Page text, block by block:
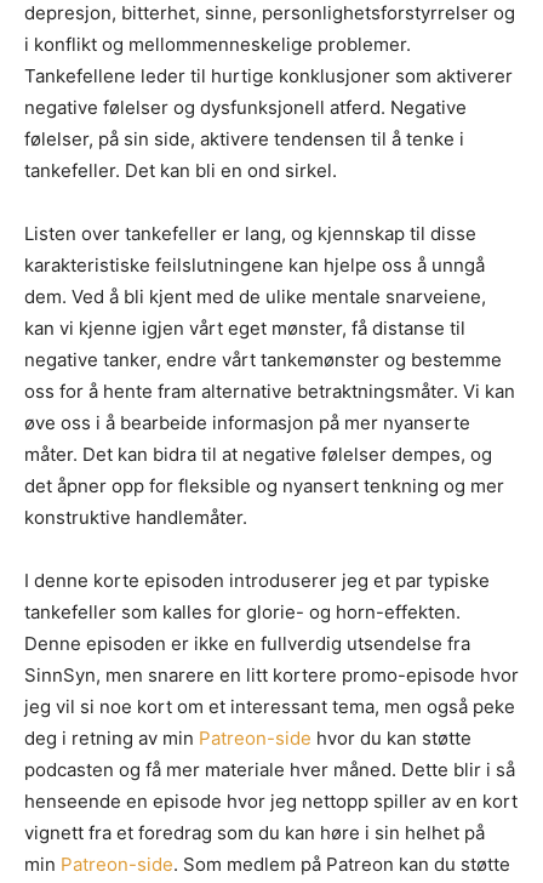
depresjon, bitterhet, sinne, personlighetsforstyrrelser og
i konflikt og mellommenneskelige problemer.
Tankefellene leder til hurtige konklusjoner som aktiverer
negative følelser og dysfunksjonell atferd. Negative
følelser, på sin side, aktivere tendensen til å tenke i
tankefeller. Det kan bli en ond sirkel.
Listen over tankefeller er lang, og kjennskap til disse
karakteristiske feilslutningene kan hjelpe oss å unngå
dem. Ved å bli kjent med de ulike mentale snarveiene,
kan vi kjenne igjen vårt eget mønster, få distanse til
negative tanker, endre vårt tankemønster og bestemme
oss for å hente fram alternative betraktningsmåter. Vi kan
øve oss i å bearbeide informasjon på mer nyanserte
måter. Det kan bidra til at negative følelser dempes, og
det åpner opp for fleksible og nyansert tenkning og mer
konstruktive handlemåter.
I denne korte episoden introduserer jeg et par typiske
tankefeller som kalles for glorie- og horn-effekten.
Denne episoden er ikke en fullverdig utsendelse fra
SinnSyn, men snarere en litt kortere promo-episode hvor
jeg vil si noe kort om et interessant tema, men også peke
deg i retning av min Patreon-side hvor du kan støtte
podcasten og få mer materiale hver måned. Dette blir i så
henseende en episode hvor jeg nettopp spiller av en kort
vignett fra et foredrag som du kan høre i sin helhet på
min Patreon-side. Som medlem på Patreon kan du støtte